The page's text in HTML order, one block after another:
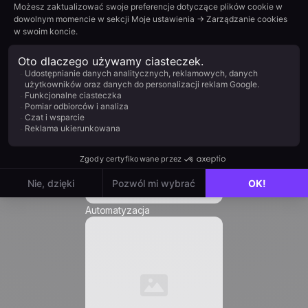
Automatyzacja
Nazwisko *
Firma *
Stanowisko *
E-mail *